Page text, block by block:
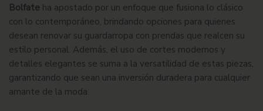
Bolfate ha apostado por un enfoque que fusiona lo clásico
con lo contemporáneo, brindando opciones para quienes
desean renovar su guardarropa con prendas que realcen su
estilo personal. Además, el uso de cortes modernos y
detalles elegantes se suma a la versatilidad de estas piezas,
garantizando que sean una inversión duradera para cualquier
amante de la moda.